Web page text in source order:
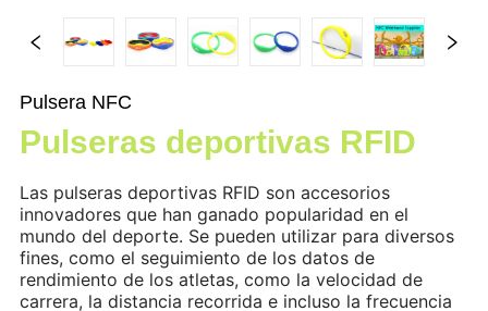
Pulsera NFC
Pulseras deportivas RFID